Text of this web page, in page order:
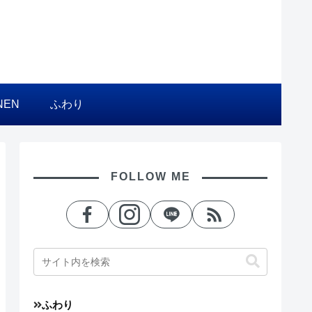
ふわり
FOLLOW ME
ふわり